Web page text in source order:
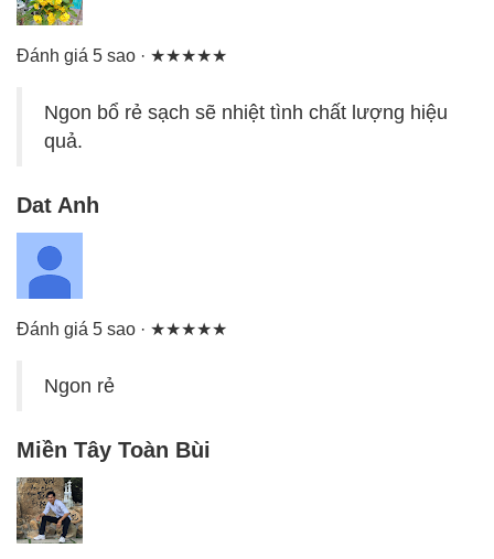
Đánh giá 5 sao · ★★★★★
Ngon bổ rẻ sạch sẽ nhiệt tình chất lượng hiệu
quả.
Dat Anh
Đánh giá 5 sao · ★★★★★
Ngon rẻ
Miền Tây Toàn Bùi